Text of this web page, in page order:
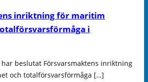
inriktning för maritim
i
beslutat Försvarsmaktens inriktning
och totalförsvarsförmåga […]